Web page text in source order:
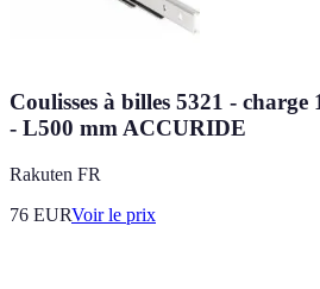
Coulisses à billes 5321 -
- L500 mm ACCURIDE
Rakuten FR
76 EURVoir le prix